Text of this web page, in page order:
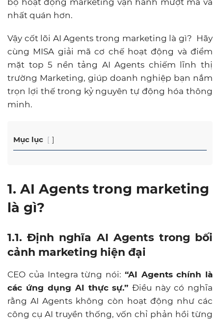
bộ hoạt động marketing vận hành mượt mà và
nhất quán hơn.
Vậy cốt lõi AI Agents trong marketing là gì? Hãy
cùng MISA giải mã cơ chế hoạt động và điểm
mặt top 5 nền tảng AI Agents chiếm lĩnh thị
trường Marketing, giúp doanh nghiệp bạn nắm
trọn lợi thế trong kỷ nguyên tự động hóa thông
minh.
Mục lục
1. AI Agents trong marketing
là gì?
1.1. Định nghĩa AI Agents trong bối
cảnh marketing hiện đại
CEO của Integra từng nói: “AI Agents chính là
các ứng dụng AI thực sự.”Điều này có nghĩa
rằng AI Agents không còn hoạt động như các
công cụ AI truyền thống, vốn chỉ phản hồi từng